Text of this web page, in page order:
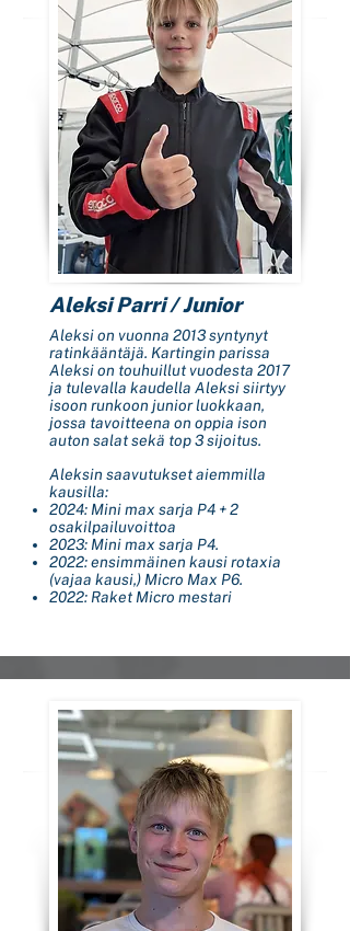
Aleksi Parri / Junior
Aleksi on vuonna 2013 syntynyt
ratinkääntäjä. Kartingin parissa
Aleksi on touhuillut vuodesta 2017
ja tulevalla kaudella Aleksi siirtyy
isoon runkoon junior luokkaan,
jossa tavoitteena on oppia ison
auton salat sekä top 3 sijoitus.
Aleksin saavutukset aiemmilla
kausilla:
2024: Mini max sarja P4 + 2
osakilpailuvoittoa
2023: Mini max sarja P4.
2022: ensimmäinen kausi rotaxia
(vajaa kausi,) Micro Max P6.
2022: Raket Micro mestari